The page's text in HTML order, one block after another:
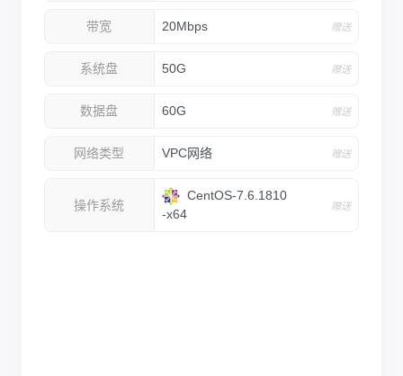
带宽 20Mbps 赠送
系统盘 50G 赠送
数据盘 60G 赠送
网络类型 VPC网络 赠送
操作系统
CentOS-7.6.1810
-x64
赠送